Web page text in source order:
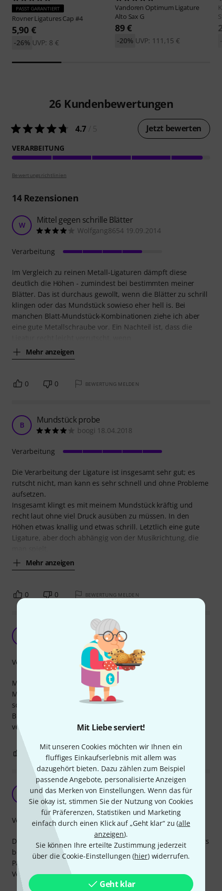
Mit Liebe serviert!
Mit unseren Cookies möchten wir Ihnen ein
fluffiges Einkaufserlebnis mit allem was
dazugehört bieten. Dazu zählen zum Beispiel
passende Angebote, personalisierte Anzeigen
und das Merken von Einstellungen. Wenn das für
Sie okay ist, stimmen Sie der Nutzung von Cookies
für Präferenzen, Statistiken und Marketing
einfach durch einen Klick auf „Geht klar“ zu (alle
anzeigen).
Sie können Ihre erteilte Zustimmung jederzeit
über die Cookie-Einstellungen (hier) widerrufen.
Geht klar
PASST GARANTIERT
RovnerLigatures Cap #4
5,90 €
UVP: 8 €
-26%
Vandoren Optimum Ligature
Alto Sax G
89 €
UVP: 111,15 €
-20%
26 Kundenbewertungen
4.7 Jetzt bewerten
VERARBEITUNG
Bewertungsrichtlinien
14Rezensionen
W Mittel gegen schrille Blätter
Wolfgang8654 19.09.2014
Im Vergleich zu reinen Metall-Ligaturen dämpft diese
deutlich die Höhen - zumindest bei bestimmten meiner
Blätter. Das ist durchaus gewollt, wenn die Blätter zu schrill
klingen oder das Mundstück sowieso eher hell is. Bei
manchen Blatt-Mundstück-Kombinationen ziehe ich aber
eine gute Metallschraube vor. Ein Nachteil ist, dass die
Mehr anzeigen
Verarbeitung
0 0 BEWERTUNG MELDEN
B Mundstück probe
boogi 18.04.2018
Die Verarbeitung der Ligature ist insgesamt sehr gut; es
rutscht nicht, man kann es sehr schnell und ohne Probleme
aufsetzen.
Insgesamt klingt es mit meinem Mundstück kräftig und
recht laut ohne viel Druck ausüben zu müssen. In den
Höhen etwas knallig und etwas schrill. Letztlich eine gute
Ligature, aber doch abhängig von der Musikrichtung, die
Mehr anzeigen
Verarbeitung
0 0 BEWERTUNG MELDEN
Rovner Versa V-2R Ligature (TS)
Horst637 14.12.2012
Mit diesem Produkt bin ich nicht so zufrieden. Ich habe
Mundstücke von Berg Larsen und diese sind etwas
schlanker in der Ausführung und die Ligature klemmt das
Blatt nicht fest genug, so daß ich immer Probleme mit
verschobenen Blatt habe.
Verarbeitung
1 0
Für Otto Link Bariton eingesetz.
Paul Kind 29.09.2020
Dank professionellen Beratung eines Thomann-Mitarbeiters
bestellt und behalten.
Passt zu Otto Link Tone Edge 7* für Bari wie angegossen.
Verarbeitung perfekt.
Verarbeitung